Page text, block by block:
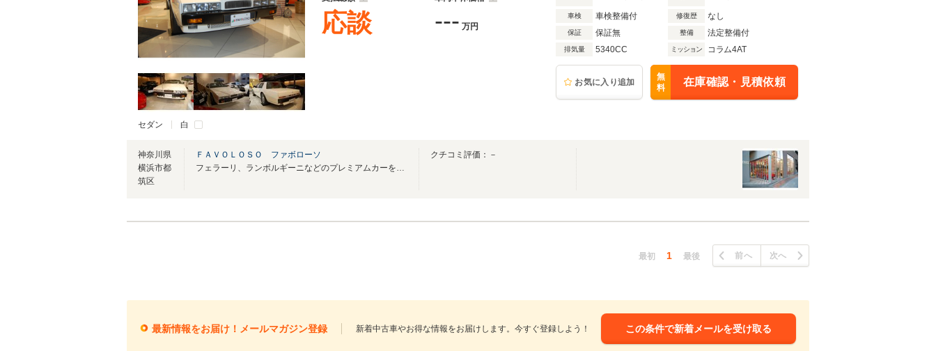
セダン 白
応談 --- 万円
車検 車検整備付 修復歴 なし
保証 保証無 整備 法定整備付
排気量 5340CC ミッション コラム4AT
お気に入り追加
無
料
在庫確認・見積依頼
神奈川県
横浜市都
筑区
ＦＡＶＯＬＯＳＯ ファボローソ
フェラーリ、ランボルギーニなどのプレミアムカーを多数展示しています。
クチコミ評価：－
最初 1 最後 前へ 次へ
最新情報をお届け！メールマガジン登録 新着中古車やお得な情報をお届けします。今すぐ登録しよう！ この条件で新着メールを受け取る